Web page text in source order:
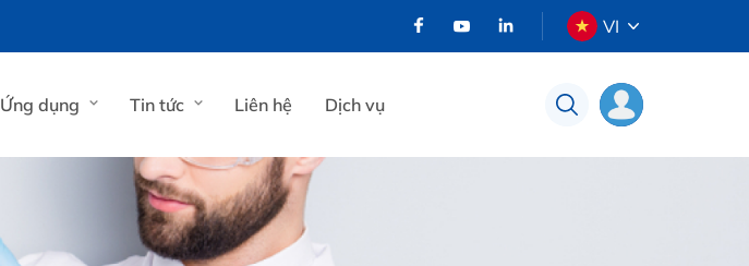
VI
Ứng dụng Tin tức Liên hệ Dịch vụ